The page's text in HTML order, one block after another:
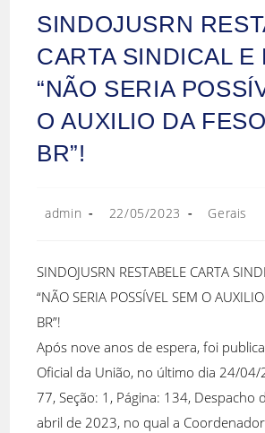
SINDOJUSRN
CARTA SINDICAL E
“NÃO SERIA
O AUXILIO DA
BR”!
admin 22/05/2023 Gerais
SINDOJUSRN RESTABELE CARTA
“NÃO SERIA POSSÍVEL SEM O
BR”!
Após nove anos de espera, foi
Oficial da União, no último dia 24/04/
77, Seção: 1, Página: 134, Despacho
abril de 2023, no qual a